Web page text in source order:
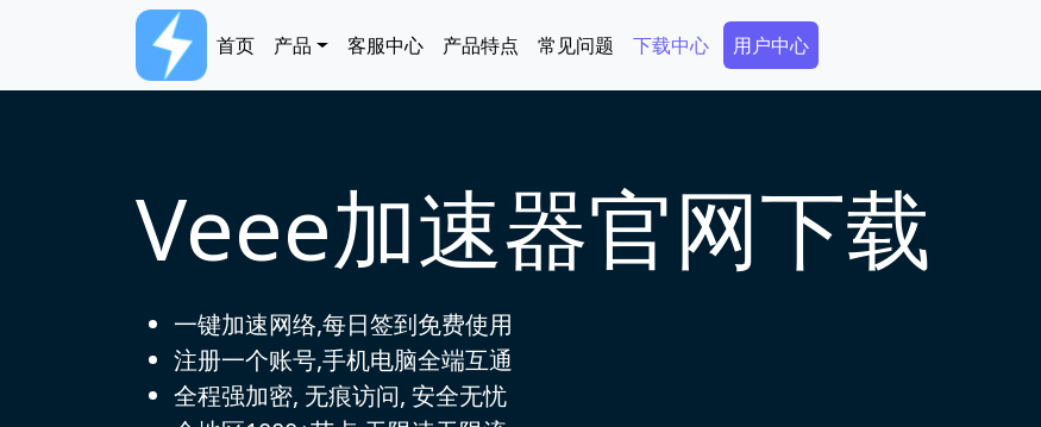
Main navigation
首页 产品 客服中心 产品特点 常见问题 下载中心 Secondary Menu
用户中心
Veee加速器官网下载
一键加速网络,每日签到免费使用
注册一个账号,手机电脑全端互通
全程强加密, 无痕访问, 安全无忧